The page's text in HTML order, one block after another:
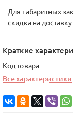
Для габаритных
скидка на
Краткие
Код товара
Все характеристики